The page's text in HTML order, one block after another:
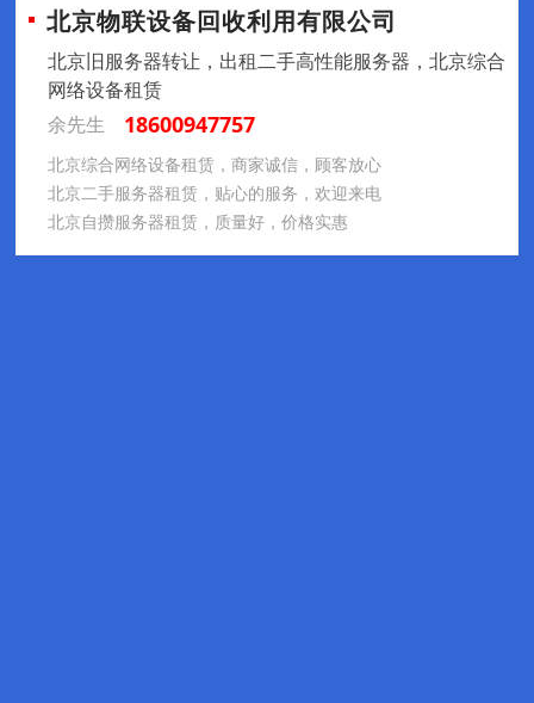
北京物联设备回收利用有限公司
北京旧服务器转让，出租二手高性能服务器，北京综合
网络设备租赁
余先生
18600947757
北京综合网络设备租赁，商家诚信，顾客放心
北京二手服务器租赁，贴心的服务，欢迎来电
北京自攒服务器租赁，质量好，价格实惠